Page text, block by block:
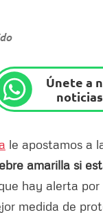
Únete a
le apostamos a
amarilla si
hay alerta
medida de